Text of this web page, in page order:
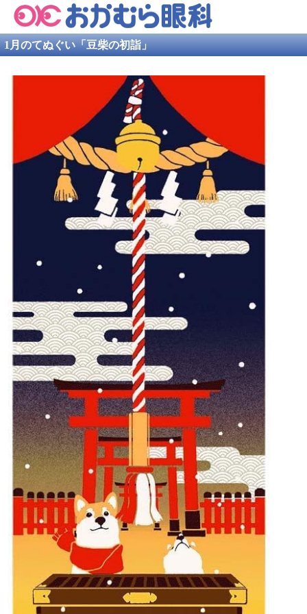
1月のてぬぐい「豆柴の初詣」